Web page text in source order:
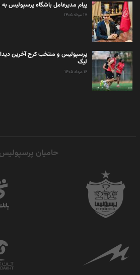
پیام مدیرعامل باشگاه پرسپولیس به
۱۷ مرداد ۱۴۰۵
پرسپولیس و منتخب کرج آخرین
لیگ
۱۶ مرداد ۱۴۰۵
حامیان